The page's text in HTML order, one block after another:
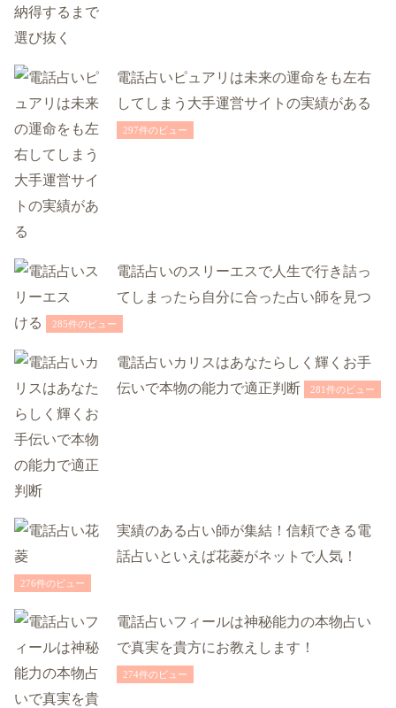
電話占いピュアリは未来の運命をも左右
してしまう大手運営サイトの実績がある
297件のビュー
電話占いのスリーエスで人生で行き詰っ
てしまったら自分に合った占い師を見つ
ける
285件のビュー
電話占いカリスはあなたらしく輝くお手
伝いで本物の能力で適正判断
281件のビュー
実績のある占い師が集結！信頼できる電
話占いといえば花菱がネットで人気！
276件のビュー
電話占いフィールは神秘能力の本物占い
で真実を貴方にお教えします！
274件のビュー